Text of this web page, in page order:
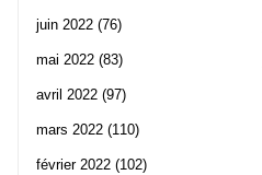
juin 2022 (76)
mai 2022 (83)
avril 2022 (97)
mars 2022 (110)
février 2022 (102)